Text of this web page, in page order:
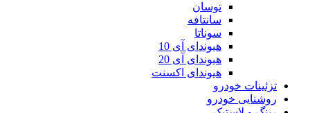
توسان
سانتافه
سوناتا
هیوندای آی 10
هیوندای آی 20
هیوندای اکسنت
تزئینات خودرو
روشنایی خودرو